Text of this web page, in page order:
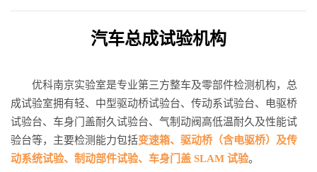
汽车总成试验机构
优科南京实验室是专业第三方整车及零部件检测机构，总
成试验室拥有轻、中型驱动桥试验台、传动系试验台、电驱桥
试验台、车身门盖耐久试验台、气制动阀高低温耐久及性能试
验台等，主要检测能力包括变速箱、驱动桥（含电驱桥）及传
动系统试验、制动部件试验、车身门盖 SLAM 试验。